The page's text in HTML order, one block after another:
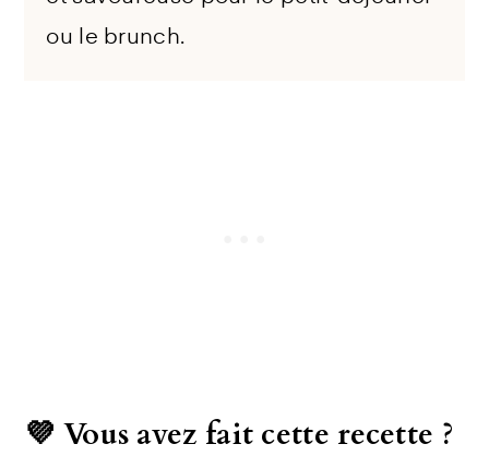
ou le brunch.
💜 Vous avez fait cette recette ?